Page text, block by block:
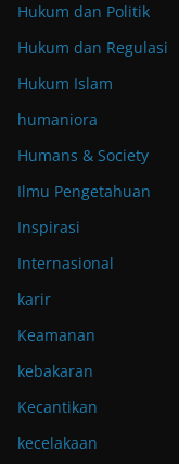
Hukum dan Politik
Hukum dan Regulasi
Hukum Islam
humaniora
Humans & Society
Ilmu Pengetahuan
Inspirasi
Internasional
karir
Keamanan
kebakaran
Kecantikan
kecelakaan